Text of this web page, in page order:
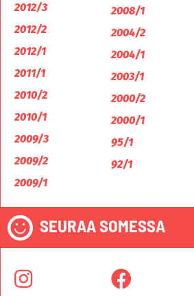
2012/3
2012/2
2012/1
2011/1
2010/2
2010/1
2009/3
2009/2
2009/1
2008/1
2004/2
2004/1
2003/1
2000/2
2000/1
95/1
92/1
SEURAA SOMESSA